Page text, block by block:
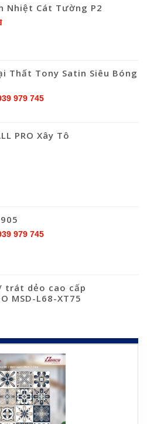
Nhiệt Cát Tường P2
Thất Tony Satin Siêu Bóng
979 745
PRO Xây Tô
979 745
trát dẻo cao cấp
MSD-L68-XT75